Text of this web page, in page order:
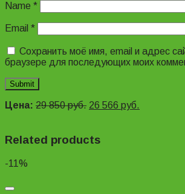
Name *
Email *
Сохранить моё имя, email и адрес
браузере для последующих моих
Цена: 29 850руб. 26 566 руб.
Related products
-11%